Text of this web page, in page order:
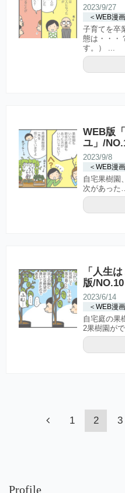
2023/9/27
＜WEB漫
子育てを卒
態は・・・
す。） ...
WEB版
ユ」/
2023/9/8
＜WEB漫
自宅果樹園
次があった
「人生
版/NO.10
2023/6/14
＜WEB漫
自宅庭の果
2果樹園が
1 2 3
Profile